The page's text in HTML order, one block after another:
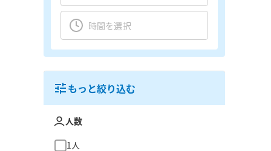
もっと絞り込む
人数
1人